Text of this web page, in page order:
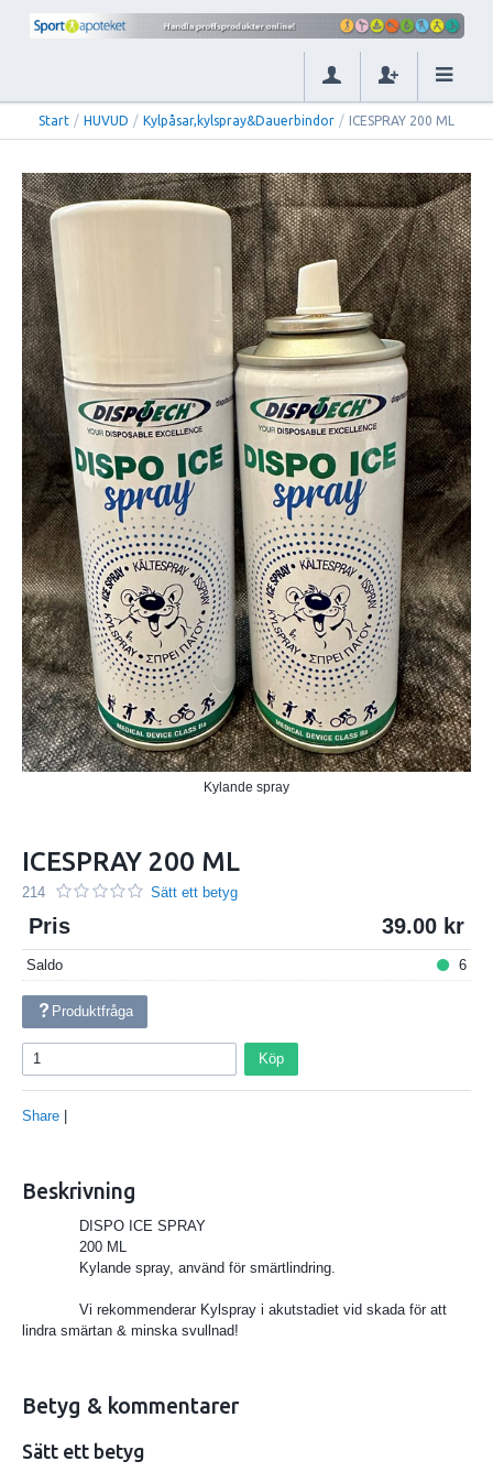
Start / HUVUD / Kylpåsar,kylspray&Dauerbindor / ICESPRAY 200 ML
Kylande spray
ICESPRAY 200 ML
214 Sätt ett betyg
Pris 39.00
Saldo 6
Produktfråga
Köp
Share
Beskrivning
DISPO ICE SPRAY
200 ML
Kylande spray, använd för smärtlindring.
Vi rekommenderar Kylspray i akutstadiet vid skada för att
lindra smärtan & minska svullnad!
Betyg & kommentarer
Sätt ett betyg